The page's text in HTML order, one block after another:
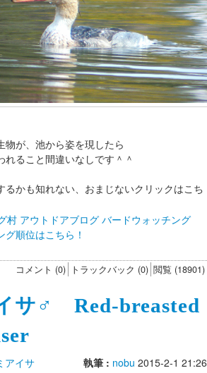
物が、池から姿を現したら
れること間違いなしです＾＾
るかも知れない、おまじないクリックはこち
順位はこちら！
コメント (0) トラックバック (0) 閲覧 (18901)
サ♂ Red-breasted
アイサ 執筆 : nobu 2015-2-1 21:26